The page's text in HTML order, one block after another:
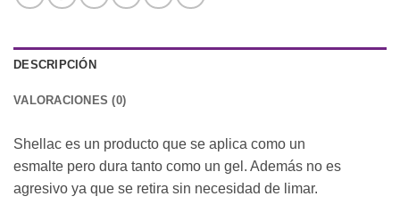
DESCRIPCIÓN
VALORACIONES (0)
Shellac es un producto que se aplica como un
esmalte pero dura tanto como un gel. Además no es
agresivo ya que se retira sin necesidad de limar.